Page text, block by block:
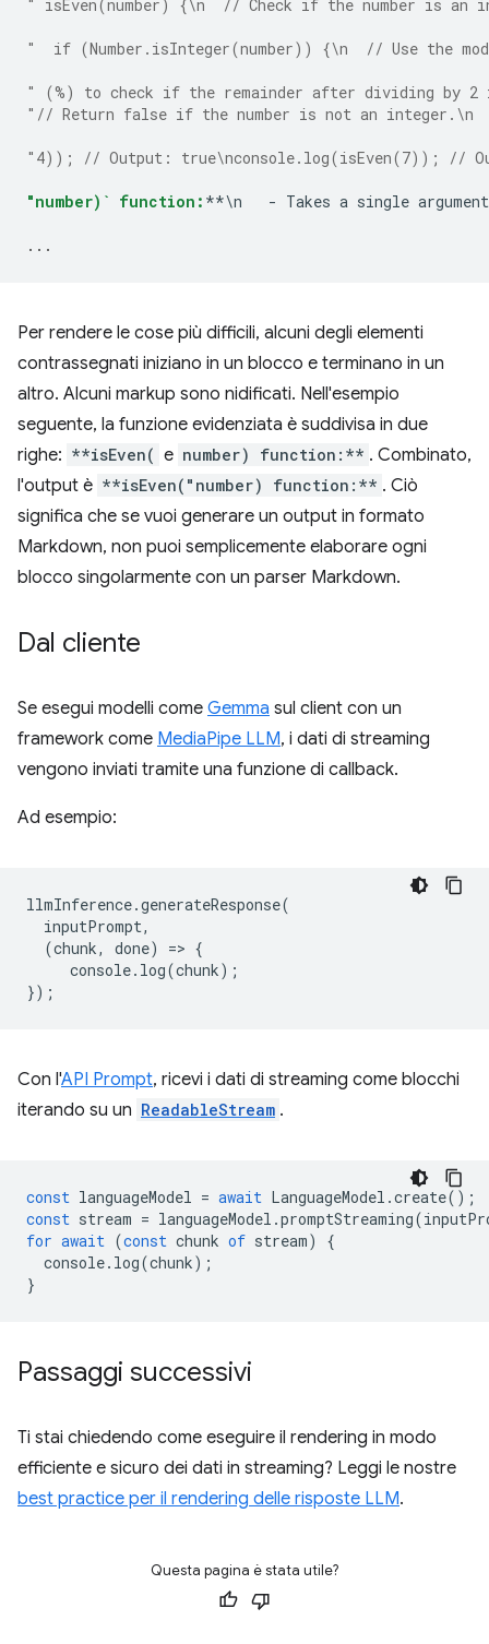
" isEven(number) {\n  // Check if the number is an
"  if (Number.isInteger(number)) {\n  // Use the
" (%) to check if the remainder after dividing by
"// Return false if the number is not an integer.\n
"4)); // Output: true\nconsole.log(isEven(7)); //
"number)` function: **\n   - Takes a single
...
Per rendere le cose più difficili, alcuni degli elementi
contrassegnati iniziano in un blocco e terminano in un
altro. Alcuni markup sono nidificati. Nell'esempio
seguente, la funzione evidenziata è suddivisa in due
righe: **isEven( e number) function:** . Combinato,
l'output è **isEven("number) function:** . Ciò
significa che se vuoi generare un output in formato
Markdown, non puoi semplicemente elaborare ogni
blocco singolarmente con un parser Markdown.
Dal cliente
Se esegui modelli come Gemma sul client con un
framework come MediaPipe LLM, i dati di streaming
vengono inviati tramite una funzione di callback.
Ad esempio:
llmInference.generateResponse(
inputPrompt,
(chunk, done) => {
console. log(chunk);
});
Con l'API Prompt, ricevi i dati di streaming come blocchi
iterando su un ReadableStream .
const languageModel = await LanguageModel .create();
const stream = languageModel .promptStreaming(
for await (const chunk of stream)
{
console. log(chunk);
}
Passaggi successivi
Ti stai chiedendo come eseguire il rendering in modo
efficiente e sicuro dei dati in streaming? Leggi le nostre
best practice per il rendering delle risposte LLM.
Questa pagina è stata utile?